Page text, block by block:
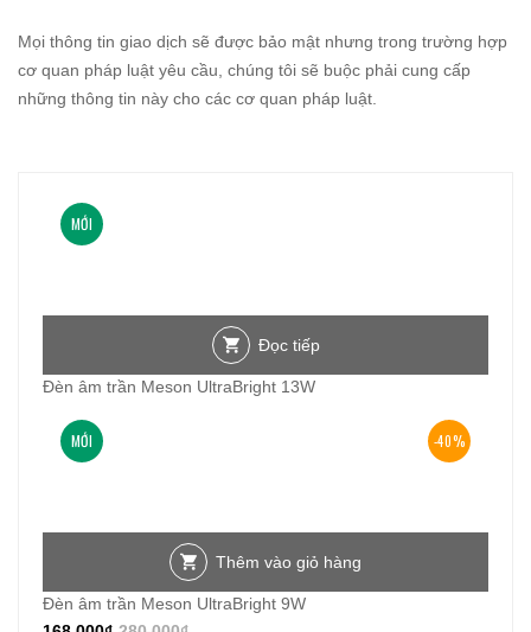
Mọi thông tin giao dịch sẽ được bảo mật nhưng trong trường hợp
cơ quan pháp luật yêu cầu, chúng tôi sẽ buộc phải cung cấp
những thông tin này cho các cơ quan pháp luật.
MỚI
Đọc tiếp
Đèn âm trần Meson UltraBright 13W
-40%
MỚI
Thêm vào giỏ hàng
Đèn âm trần Meson UltraBright 9W